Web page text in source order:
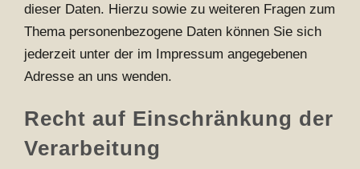
dieser Daten. Hierzu sowie zu weiteren Fragen zum
Thema personenbezogene Daten können Sie sich
jederzeit unter der im Impressum angegebenen
Adresse an uns wenden.
Recht auf Einschränkung der
Verarbeitung